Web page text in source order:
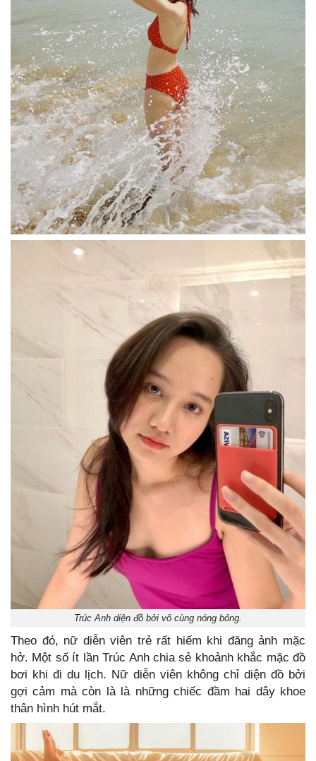
Trúc Anh diện đồ bởi vô cùng nóng bỏng.
Theo đó, nữ diễn viên trẻ rất hiếm khi đăng ảnh mặc
hở. Một số ít lần Trúc Anh chia sẻ khoảnh khắc mặc đồ
bơi khi đi du lịch. Nữ diễn viên không chỉ diện đồ bởi
gợi cảm mà còn là là những chiếc đầm hai dây khoe
thân hình hút mắt.